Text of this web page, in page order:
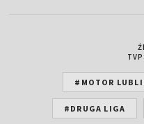
#MOTOR
#DRUGA LIGA